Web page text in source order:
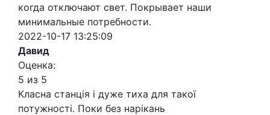
когда отключают свет. Покрывает наши
минимальные потребности.
2022-10-17 13:25:09
Давид
Оценка:
5 из 5
Класна станція і дуже тиха для такої
потужності. Поки без нарікань